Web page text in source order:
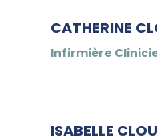
CATHERINE
Infirmière
ISABELLE